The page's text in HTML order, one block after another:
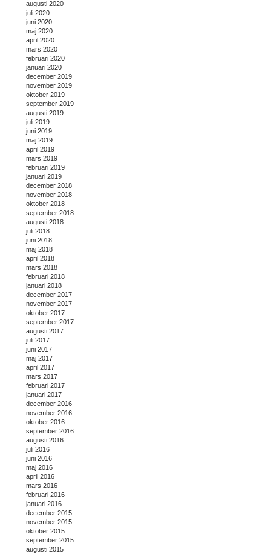
augusti 2020
juli 2020
juni 2020
maj 2020
april 2020
mars 2020
februari 2020
januari 2020
december 2019
november 2019
oktober 2019
september 2019
augusti 2019
juli 2019
juni 2019
maj 2019
april 2019
mars 2019
februari 2019
januari 2019
december 2018
november 2018
oktober 2018
september 2018
augusti 2018
juli 2018
juni 2018
maj 2018
april 2018
mars 2018
februari 2018
januari 2018
december 2017
november 2017
oktober 2017
september 2017
augusti 2017
juli 2017
juni 2017
maj 2017
april 2017
mars 2017
februari 2017
januari 2017
december 2016
november 2016
oktober 2016
september 2016
augusti 2016
juli 2016
juni 2016
maj 2016
april 2016
mars 2016
februari 2016
januari 2016
december 2015
november 2015
oktober 2015
september 2015
augusti 2015